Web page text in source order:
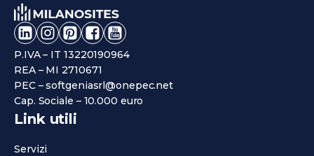
P.IVA – IT 13220190964
REA – MI 2710671
PEC – softgeniasrl@onepec.net
Cap. Sociale – 10.000 euro
Link utili
Servizi